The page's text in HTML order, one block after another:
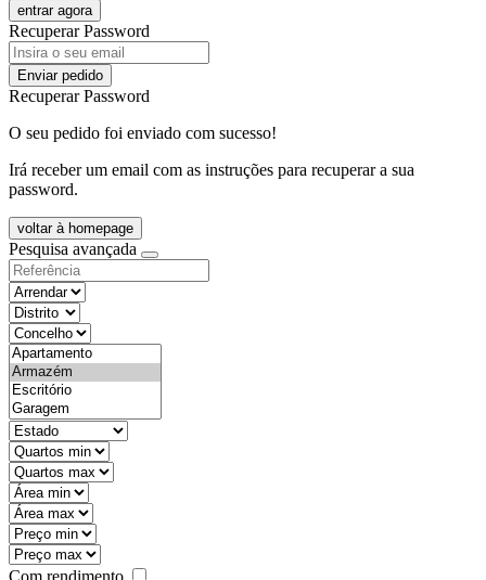
entrar agora
Recuperar Password
Enviar pedido
Recuperar Password
O seu pedido foi enviado com sucesso!
Irá receber um email com as instruções para recuperar a sua
password.
voltar à homepage
Pesquisa avançada
objective
districtId
countyId
types
state
mintypo
maxtypo
minarea
maxarea
minprice
maxprice
Com rendimento